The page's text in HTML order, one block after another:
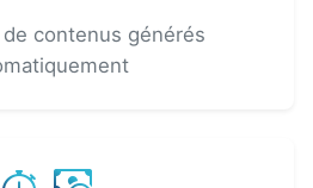
contenus générés